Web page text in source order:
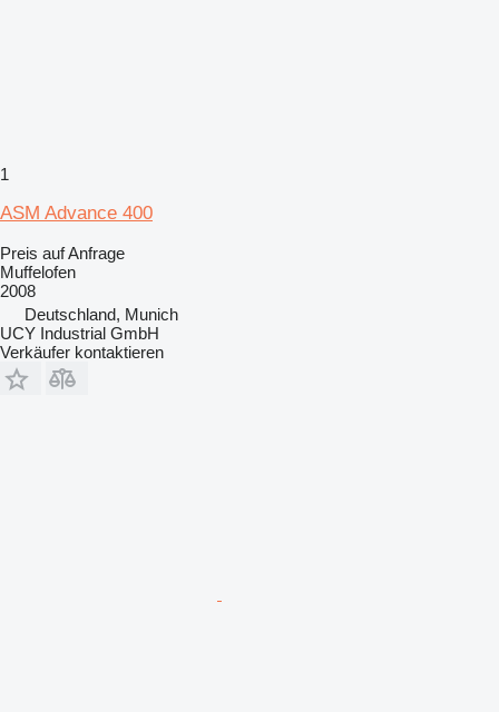
1
ASM Advance 400
Preis auf Anfrage
Muffelofen
2008
Deutschland, Munich
UCY Industrial GmbH
Verkäufer kontaktieren